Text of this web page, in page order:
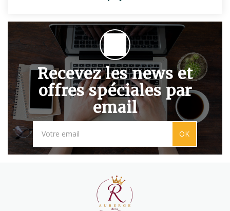
Recevez les news et
offres spéciales par
email
OK